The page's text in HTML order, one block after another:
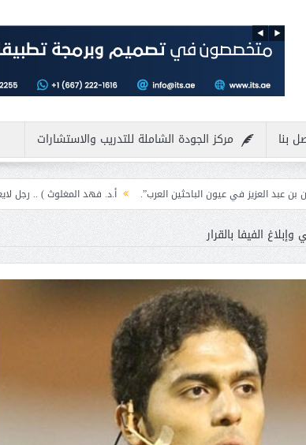
بنا مركز الجودة الشاملة للتدريب والاستشارات
الباحثين العرب”. أ.د. فهد المغلوث ) .. رجل لايعرف المستحيل
الفيفا بالقرار